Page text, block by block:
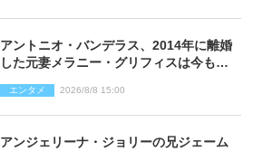
アントニオ・バンデラス、2014年に離婚
した元妻メラニー・グリフィスは今も
エンタメ 2026/8/8 15:00
アンジェリーナ・ジョリーの兄ジェーム